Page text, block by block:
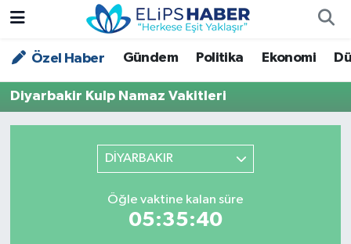
Özel Haber Gündem Politika Ekonomi
Diyarbakir Kulp Namaz Vakitleri
DİYARBAKIR
Öğle vaktine kalan süre
05:35:40
Özel Haber
Akademi
Nöbetçi Eczaneler
Hava Durumu
Tüm Manşetler